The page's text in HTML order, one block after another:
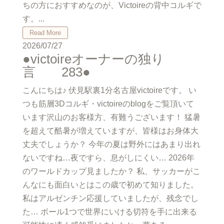
ちの方におすすめなのが、Victoireの背中コルギで
す。...
Read More
2026/07/27
●victoireオーナーの独り
言 283●
こんにちは♪ 伏見駅裏1分名古屋victoireです。 い
つも筋層3Dコルギ・victoireのblogをご覧頂いて
います沢山のお客様方、有難うございます！ 猛暑
を超えて酷暑が増えていますが、皆様はお身体大
丈夫でしょうか？ 今年の夏は野外にはあまり出れ
ないですね…夜ですら、息がしにくい… 2026年
のワールドカップ見ましたか？ 私、サッカーがこ
んなにも面白いとはこの歳で初めて知りました。
私はアルゼンチン応援していましたが、残念でし
た… ボール1つで世界にいける切符を手に出来る